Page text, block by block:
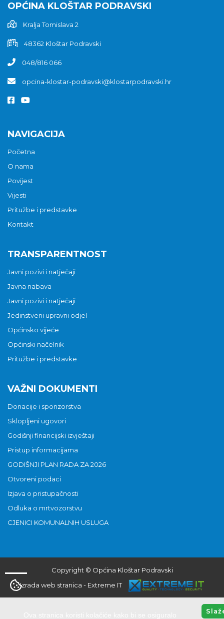
OPĆINA KLOŠTAR PODRAVSKI
Kralja Tomislava 2
48362 Kloštar Podravski
048/816 066
opcina-klostar-podravski@klostarpodravski.hr
NAVIGACIJA
Početna
O nama
Povijest
Vijesti
Pritužbe i predstavke
Kontakt
TRANSPARENTNOST
Javni pozivi i natječaji
Javna nabava
Javni pozivi i natječaji
Jedinstveni upravni odjel
Općinsko vijeće
Općinski načelnik
Pritužbe i predstavke
VAŽNI DOKUMENTI
Donacije i sponzorstva
Sklopljeni ugovori
Godišnji financijski izvještaji
Pristup informacijama
GODIŠNJI PLAN RADA ZA 2026
Otvoreni podaci
Izjava o pristupačnosti
Odluka o mrtvozorstvu
CJENICI KOMUNALNIH USLUGA
Copyright © Općina Kloštar Podravski
Izrada web stranica - Extreme IT